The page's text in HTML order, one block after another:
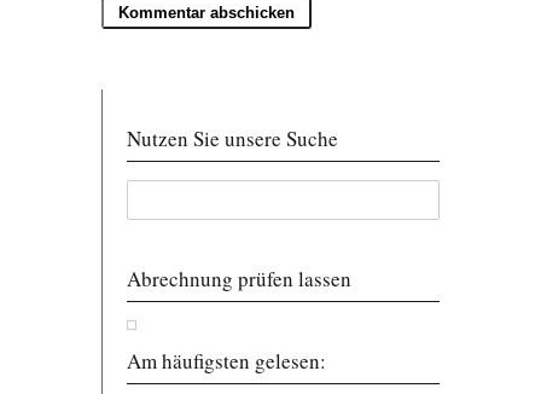
Nutzen Sie unsere Suche
Abrechnung prüfen lassen
Am häufigsten gelesen: